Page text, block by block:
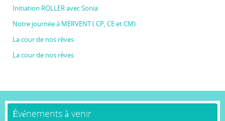
Initiation ROLLER avec Sonia
Notre journée à MERVENT ( CP, CE et CM)
La cour de nos rêves
La cour de nos rêves
Événements à venir